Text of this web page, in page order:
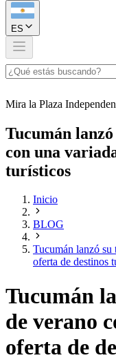
ES
Mira la Plaza
Tucumán
con una
turísticos
Inicio
BLOG
Tucumán lanzó su
oferta de destinos
Tucumán
de verano
oferta de